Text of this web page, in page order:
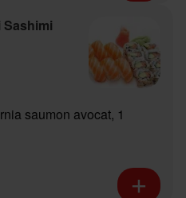
Sashimi
saumon avocat, 1